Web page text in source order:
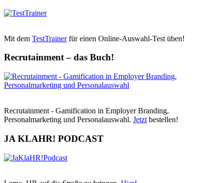
Mit dem TestTrainerfür einen Online-Auswahl-Test üben!
Recrutainment – das Buch!
Recrutainment - Gamification in Employer Branding,
Personalmarketing und Personalauswahl. Jetzt bestellen!
JA KLAHR! PODCAST